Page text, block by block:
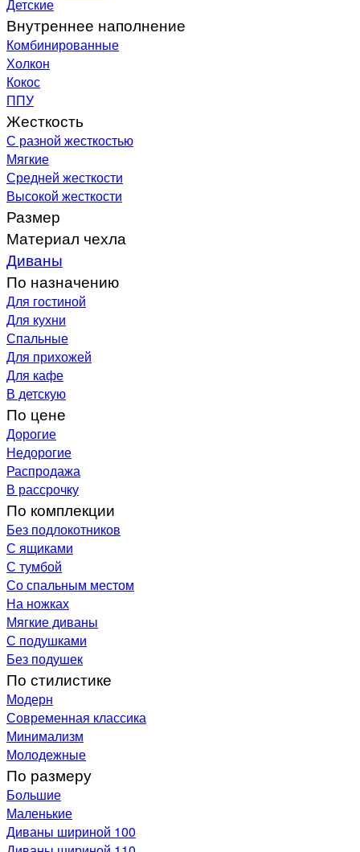
Детские
Внутреннее наполнение
Комбинированные
Холкон
Кокос
ППУ
Жесткость
С разной жесткостью
Мягкие
Средней жесткости
Высокой жесткости
Размер
Материал чехла
Диваны
По назначению
Для гостиной
Для кухни
Спальные
Для прихожей
Для кафе
В детскую
По цене
Дорогие
Недорогие
Распродажа
В рассрочку
По комплекции
Без подлокотников
С ящиками
С тумбой
Со спальным местом
На ножках
Мягкие диваны
С подушками
Без подушек
По стилистике
Модерн
Современная классика
Минимализм
Молодежные
По размеру
Большие
Маленькие
Диваны шириной 100